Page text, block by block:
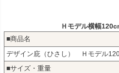
Ｈモデル横幅
■商品名
デザイン庇（ひさし） Ｈモデル
■サイズ・重量